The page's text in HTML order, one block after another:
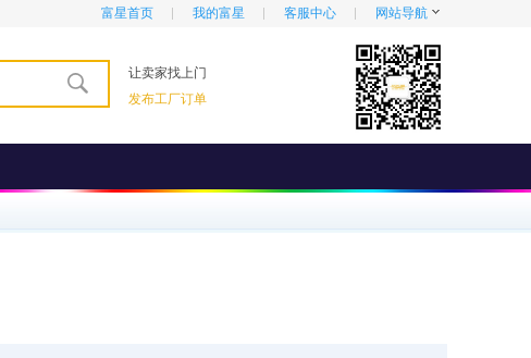
富星首页 我的富星 客服中心 网站导航
让卖家找上门
发布工厂订单